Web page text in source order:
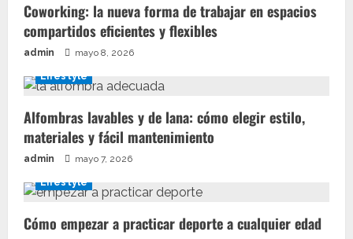
Coworking: la nueva forma de trabajar en espacios
compartidos eficientes y flexibles
admin mayo 8, 2026
Lifestyle
Alfombras lavables y de lana: cómo elegir estilo,
materiales y fácil mantenimiento
admin mayo 7, 2026
Lifestyle
Cómo empezar a practicar deporte a cualquier edad